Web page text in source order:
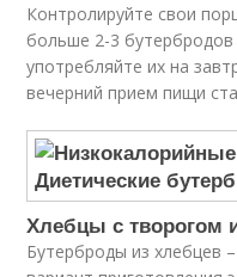
Контролируйте свои
больше 2-3
употребляйте их на
вечерний прием пищи
Хлебцы с творогом
Бутерброды из хлебцев